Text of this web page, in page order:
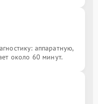
аппаратную,
около 60 минут.